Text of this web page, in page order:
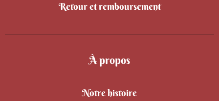
Retour et remboursement
À propos
Notre histoire